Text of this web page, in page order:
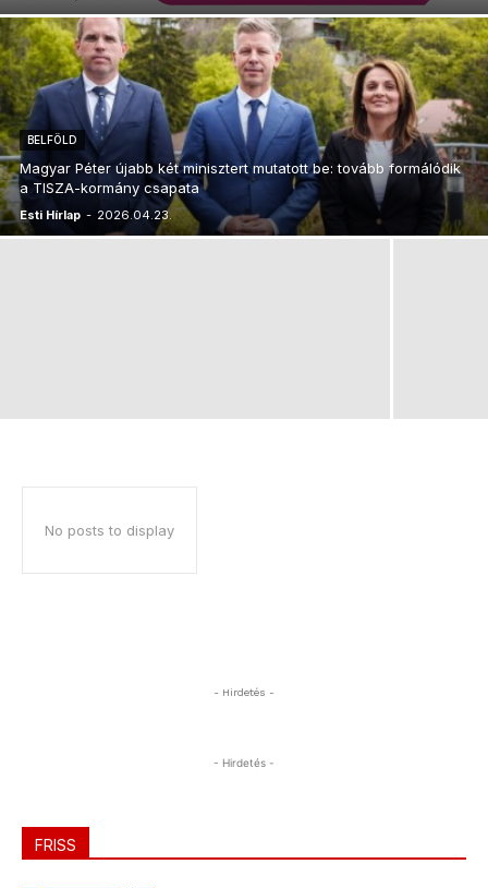
BELFÖLD
Magyar Péter újabb két minisztert mutatott be: tovább formálódik
a TISZA-kormány csapata
Esti Hírlap - 2026.04.23.
No posts to display
- Hirdetés -
- Hirdetés -
FRISS